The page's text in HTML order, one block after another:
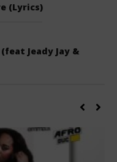
(Lyrics)
(feat Jeady Jay &